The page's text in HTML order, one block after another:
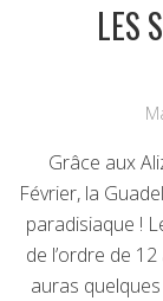
LES
Grâce aux
Février, la
paradisiaque !
de l’ordre de
auras